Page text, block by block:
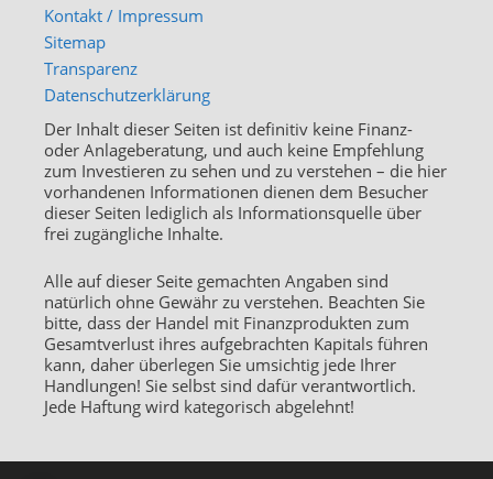
Kontakt / Impressum
Sitemap
Transparenz
Datenschutzerklärung
Der Inhalt dieser Seiten ist definitiv keine Finanz-
oder Anlageberatung, und auch keine Empfehlung
zum Investieren zu sehen und zu verstehen – die hier
vorhandenen Informationen dienen dem Besucher
dieser Seiten lediglich als Informationsquelle über
frei zugängliche Inhalte.
Alle auf dieser Seite gemachten Angaben sind
natürlich ohne Gewähr zu verstehen. Beachten Sie
bitte, dass der Handel mit Finanzprodukten zum
Gesamtverlust ihres aufgebrachten Kapitals führen
kann, daher überlegen Sie umsichtig jede Ihrer
Handlungen! Sie selbst sind dafür verantwortlich.
Jede Haftung wird kategorisch abgelehnt!